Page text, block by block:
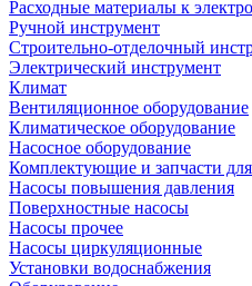
Расходные материалы к
Ручной инструмент
Строительно-отделочный
Электрический инструмент
Климат
Вентиляционное оборудование
Климатическое оборудование
Насосное оборудование
Комплектующие и запчасти
Насосы повышения давления
Поверхностные насосы
Насосы прочее
Насосы циркуляционные
Установки водоснабжения